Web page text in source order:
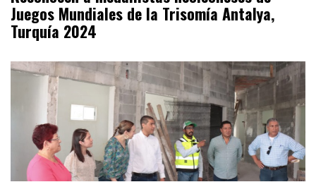
Juegos Mundiales de la Trisomía Antalya,
Turquía 2024